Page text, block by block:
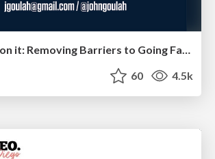
Put a Button on it: Removing Barriers to Going Fast.
60 4.5k